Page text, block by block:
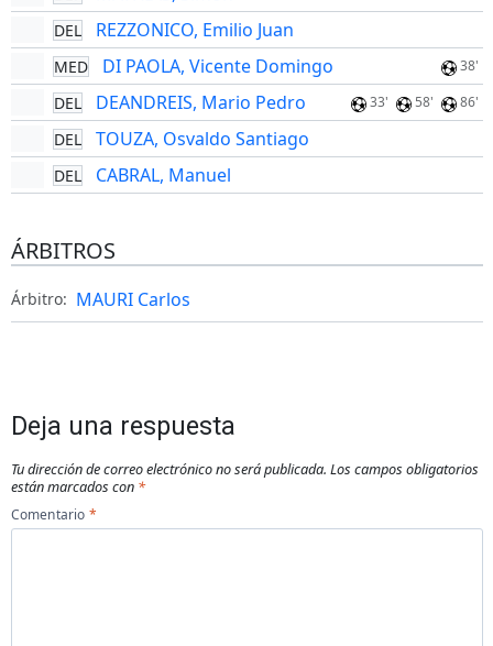
DEL REZZONICO, Emilio Juan
MED DI PAOLA, Vicente Domingo 38'
DEL DEANDREIS, Mario Pedro 33' 58' 86'
DEL TOUZA, Osvaldo Santiago
DEL CABRAL, Manuel
ÁRBITROS
Árbitro: MAURI Carlos
Deja una respuesta
Tu dirección de correo electrónico no será publicada. Los campos obligatorios
están marcados con *
Comentario *